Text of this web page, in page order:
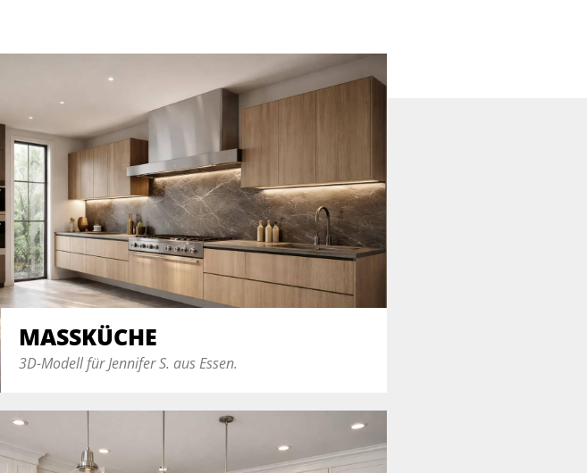
MASSKÜCHE
3D-Modell für Jennifer S. aus Essen.